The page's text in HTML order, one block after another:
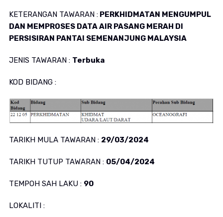
KETERANGAN TAWARAN :PERKHIDMATAN MENGUMPUL
DAN MEMPROSES DATA AIR PASANG MERAH DI
PERSISIRAN PANTAI SEMENANJUNG MALAYSIA
JENIS TAWARAN : Terbuka
KOD BIDANG :
TARIKH MULA TAWARAN : 29/03/2024
TARIKH TUTUP TAWARAN : 05/04/2024
TEMPOH SAH LAKU : 90
LOKALITI :